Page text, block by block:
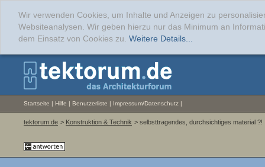
Wir verwenden Cookies, um Inhalte und Anzeigen zu
Websiteanalysen. Wir geben hierzu nur das Minimum an
dem Einsatz von Cookies zu. Weitere Details...
Startseite | Hilfe | Benutzerliste | Impressum/Datenschutz |
tektorum.de > Konstruktion & Technik > selbsttragendes, durchsichtiges material ?!